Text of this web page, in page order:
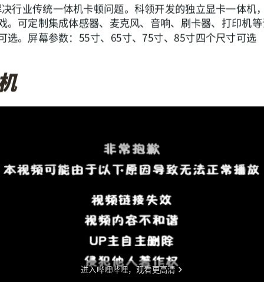
行业传统一体机卡顿问题。科领开发的独立显卡一体
。可定制集成体感器、麦克风、音响、刷卡器、打印机
选。屏幕参数：55寸、65寸、75寸、85寸四个尺寸可选